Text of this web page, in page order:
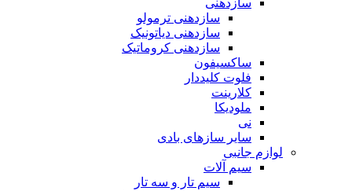
سازدهنی ترمولو
سازدهنی دیاتونیک
سازدهنی کروماتیک
ساکسیفون
فلوت کلیددار
کلارینت
ملودیکا
نی
سایر سازهای بادی
لوازم جانبی
سیم آلات
سیم تار و سه تار